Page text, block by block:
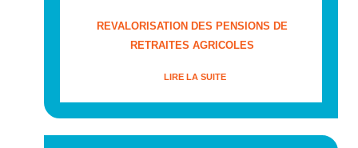
REVALORISATION DES PENSIONS DE
RETRAITES AGRICOLES
LIRE LA SUITE